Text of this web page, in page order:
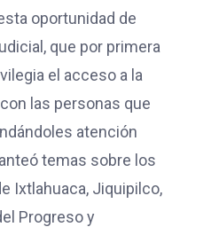
oportunidad de
que por primera
el acceso a la
las personas que
atención
temas sobre los
Ixtlahuaca, Jiquipilco,
Progreso y